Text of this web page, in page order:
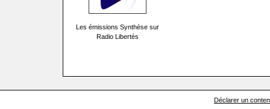
Les émissions Synthèse sur
Radio Libertés
Déclarer un